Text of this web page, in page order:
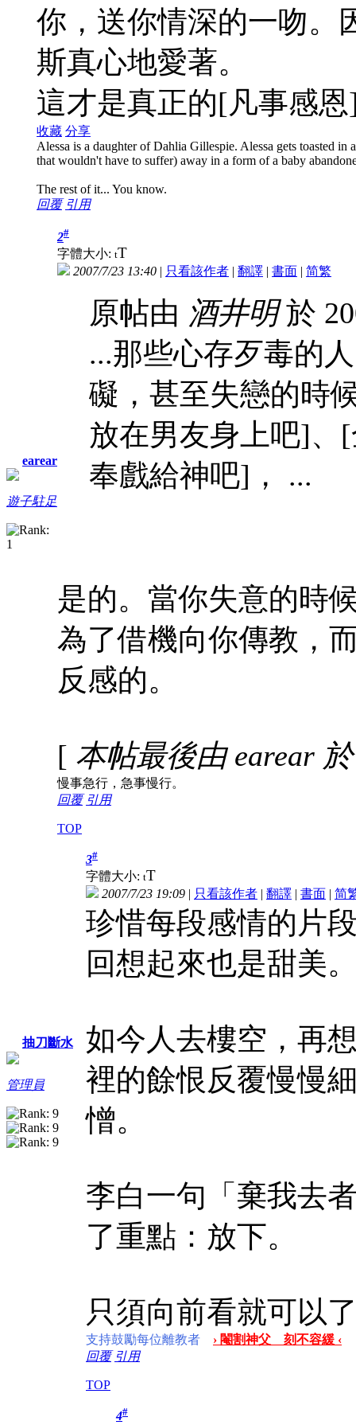
你，送你情深的一吻。
斯真心地愛著。
這才是真正的[凡事感
收藏 分享
Alessa is a daughter of Dahlia Gillespie. Alessa gets toasted in
that wouldn't have to suffer) away in a form of a baby
The rest of it... You know.
回覆 引用
earear
遊子駐足
2#
字體大小: tT
2007/7/23 13:40 | 只看該作者 | 翻譯 | 書面 | 简繁
原帖由 酒井明於
...那些心存歹毒的
礙，甚至失戀的時
放在男友身上吧]、
奉戲給神吧]，
...
是的。當你失意的時
為了借機向你傳教，
反感的。
[ 本帖最後由 earear
慢事急行，急事慢行。
回覆 引用
TOP
抽刀斷水
管理員
3#
字體大小: tT
2007/7/23 19:09 | 只看該作者 | 翻譯 | 書面 | 简
珍惜每段感情的片
回想起來也是甜美
如今人去樓空，再
裡的餘恨反覆慢慢
憎。
李白一句「棄我去
了重點：放下。
只須向前看就可以
支持鼓勵每位離教者
› 閹割神父 刻不容緩 ‹
回覆 引用
TOP
4#